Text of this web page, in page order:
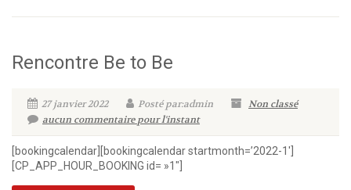
Rencontre Be to Be
27 janvier 2022 Posté par:admin
Non classé
aucun commentaire pour l'instant
[bookingcalendar][bookingcalendar startmonth=’2022-1′]
[CP_APP_HOUR_BOOKING id= »1″]